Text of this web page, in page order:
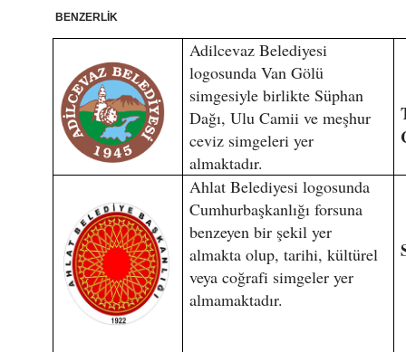
BENZERLİK
Adilcevaz Belediyesi
logosunda Van Gölü
simgesiyle birlikte Süphan
Dağı, Ulu Camii ve meşhur
ceviz simgeleri yer
almaktadır.
Ahlat Belediyesi logosunda
Cumhurbaşkanlığı forsuna
benzeyen bir şekil yer
almakta olup, tarihi, kültürel
veya coğrafi simgeler yer
almamaktadır.